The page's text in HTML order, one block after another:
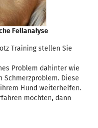
Fellanalyse
Training stellen Sie
Problem dahinter wie
Schmerzproblem. Diese
Hund weiterhelfen.
möchten, dann